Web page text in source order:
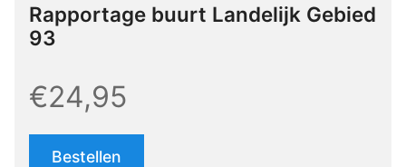
Rapportage buurt Landelijk Gebied
93
€24,95
Bestellen